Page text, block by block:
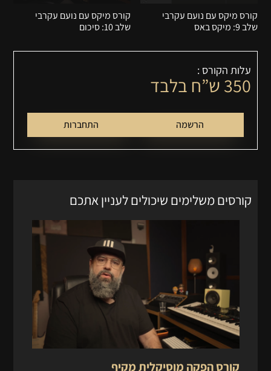
קורס מיקס עם נועם עקרבי
שלב 9: מיקס באס
קורס מיקס עם נועם עקרבי
שלב 10: סיכום
עלות הקורס :
350 ש”ח בלבד
הרשמה התחברות
קורסים משלימים שיכולים לעניין אתכם
קורס הפקה מוסיקלית מקיף